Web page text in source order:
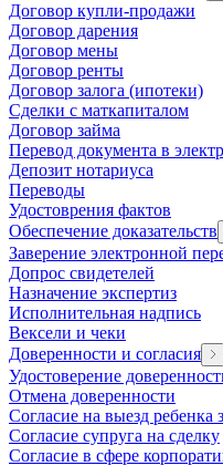
Договор купли-продажи
Договор дарения
Договор мены
Договор ренты
Договор залога (ипотеки)
Сделки с маткапиталом
Договор займа
Перевод документа в
Депозит нотариуса
Переводы
Удостоврения фактов
Обеспечение доказательств
Заверение электронной
Допрос свидетелей
Назначение экспертиз
Исполнительная надпись
Вексели и чеки
Доверенности и согласия
Удостоверение
Отмена доверенности
Согласие на выезд ребенка
Согласие супруга на сделку
Согласие в сфере